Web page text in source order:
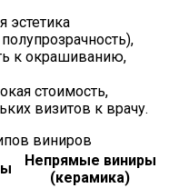
эстетика
к окрашиванию,
стоимость,
визитов к врачу.
виниров
Непрямые виниры
(керамика)